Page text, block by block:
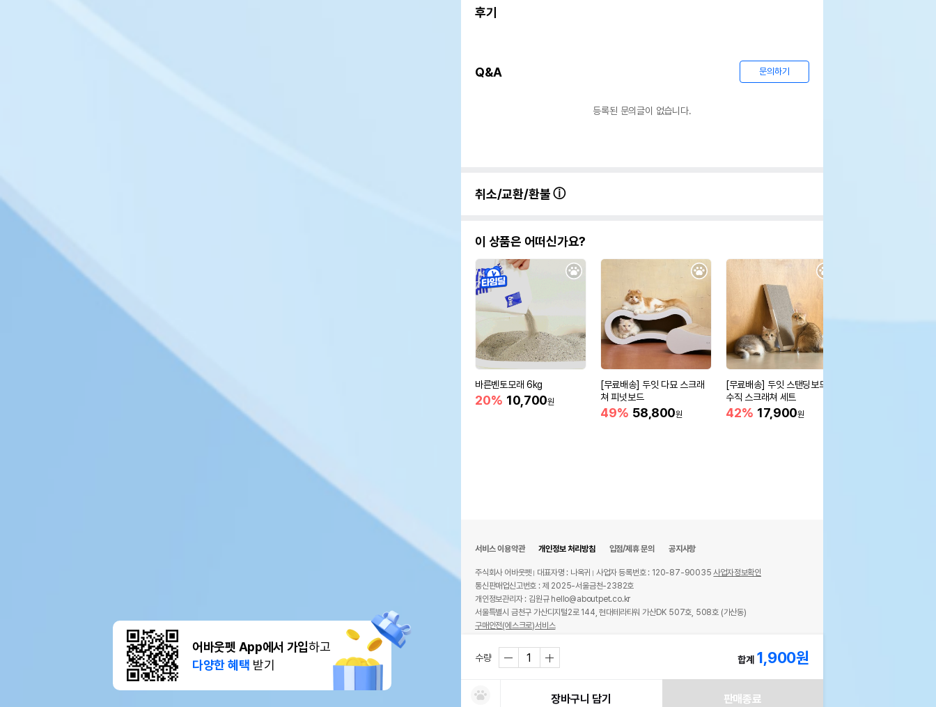
어바웃펫 App에서 가입하고
다양한 혜택 받기
후기
Q&A 문의하기
등록된 문의글이 없습니다.
취소/교환/환불
이 상품은 어떠신가요?
바른벤토모래 6kg
20% 10,700원
[무료배송] 두잇 다묘 스크래
쳐 피넛보드
49% 58,800원
[무료배송] 두잇 스탠딩보드
수직 스크래쳐 세트
42% 17,900원
수량 합계 1,900원
장바구니 담기 판매종료
서비스 이용약관 개인정보 처리방침 입점/제휴 문의 공지사항
주식회사 어바웃펫 대표자명 : 나옥귀 사업자 등록번호 : 120-87-90035사업자정보확인
통신판매업신고번호 : 제 2025-서울금천-2382호
개인정보관리자 : 김원규 hello@aboutpet.co.kr
서울특별시 금천구 가산디지털2로 144, 현대테라타워 가산DK 507호, 508호 (가산동)
구매안전(에스크로)서비스